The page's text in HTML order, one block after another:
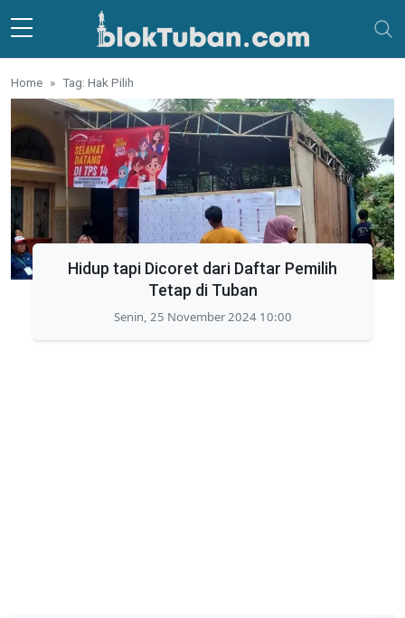
Skip to main content
Home Tag: Hak Pilih
Hidup tapi Dicoret dari Daftar Pemilih
Tetap di Tuban
Senin, 25 November 2024 10:00